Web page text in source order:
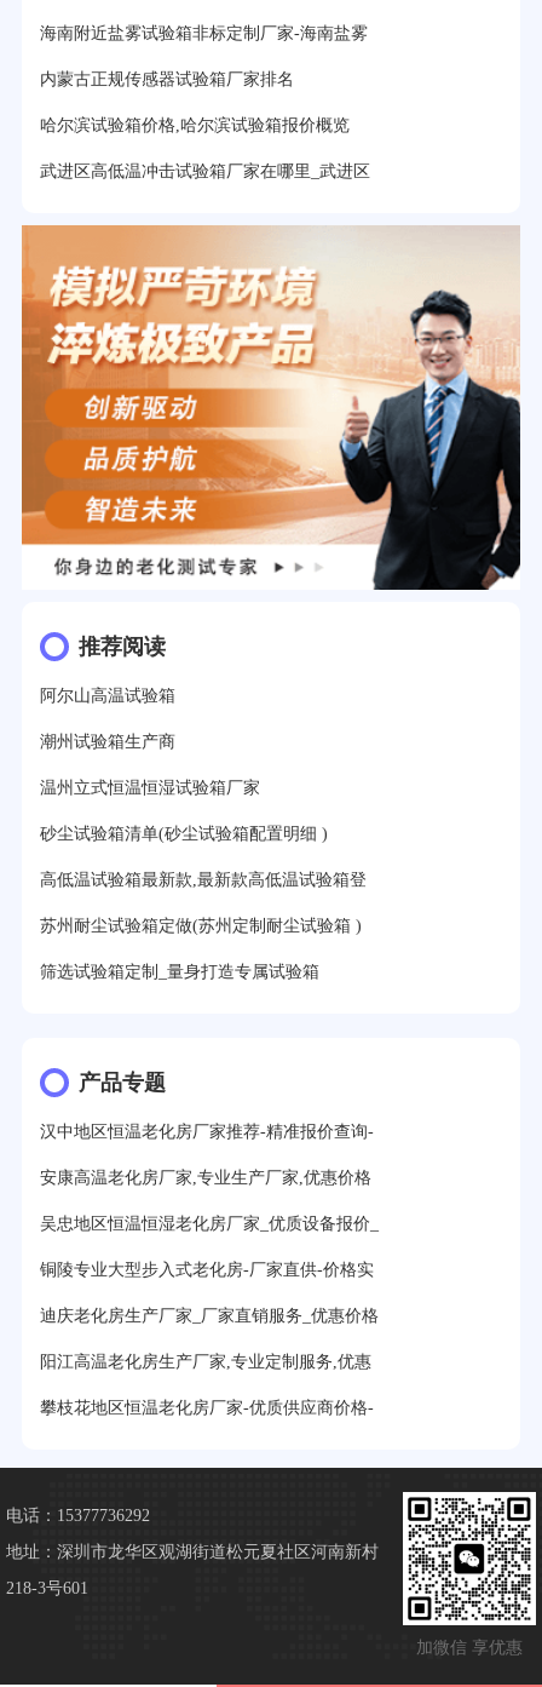
海南附近盐雾试验箱非标定制厂家-海南盐雾
内蒙古正规传感器试验箱厂家排名
哈尔滨试验箱价格,哈尔滨试验箱报价概览
武进区高低温冲击试验箱厂家在哪里_武进区
推荐阅读
阿尔山高温试验箱
潮州试验箱生产商
温州立式恒温恒湿试验箱厂家
砂尘试验箱清单(砂尘试验箱配置明细 )
高低温试验箱最新款,最新款高低温试验箱登
苏州耐尘试验箱定做(苏州定制耐尘试验箱 )
筛选试验箱定制_量身打造专属试验箱
产品专题
汉中地区恒温老化房厂家推荐-精准报价查询-
安康高温老化房厂家,专业生产厂家,优惠价格
吴忠地区恒温恒湿老化房厂家_优质设备报价_
铜陵专业大型步入式老化房-厂家直供-价格实
迪庆老化房生产厂家_厂家直销服务_优惠价格
阳江高温老化房生产厂家,专业定制服务,优惠
攀枝花地区恒温老化房厂家-优质供应商价格-
加微信 享优惠
电话：15377736292
地址：深圳市龙华区观湖街道松元夏社区河南新村
218-3号601